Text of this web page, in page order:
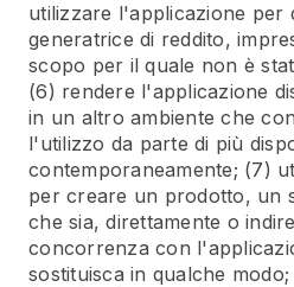
utilizzare l'applicazione per
generatrice di reddito,
scopo per il quale non è
(6) rendere l'applicazione
in un altro ambiente che
l'utilizzo da parte di più
contemporaneamente; (7)
per creare un prodotto, un
che sia, direttamente o
concorrenza con
sostituisca in qualche